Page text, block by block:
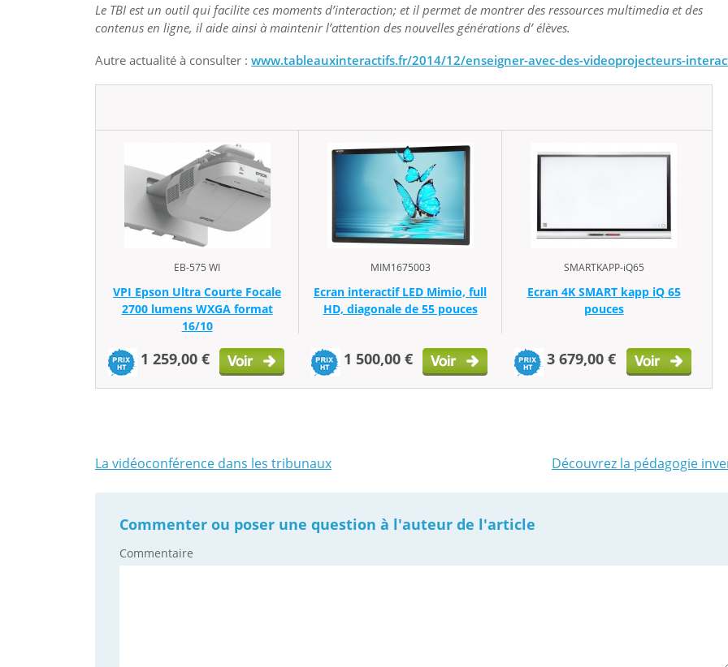
Le TBI est un outil qui facilite ces moments d’interaction; et il permet de montrerdes ressources multimedia et des
contenus en ligne, il aide ainsi à maintenir l’attention des nouvelles générations d’ élèves.
Autre actualité à consulter : www.tableauxinteractifs.fr/2014/12/enseigner-avec-des-videoprojecteurs-
EB-575 WI
VPI Epson Ultra Courte Focale
2700 lumens WXGA format
16/10
1 259,00 €
MIM1675003
Ecran interactif LED Mimio, full
HD, diagonale de 55 pouces
1 500,00 €
SMARTKAPP-iQ65
Ecran 4K SMART kapp iQ 65
pouces
3 679,00 €
de
l'article
La vidéoconférence dans les tribunaux Découvrez la pédagogie
Commenter ou poser une question à l'auteur de l'article
Commentaire